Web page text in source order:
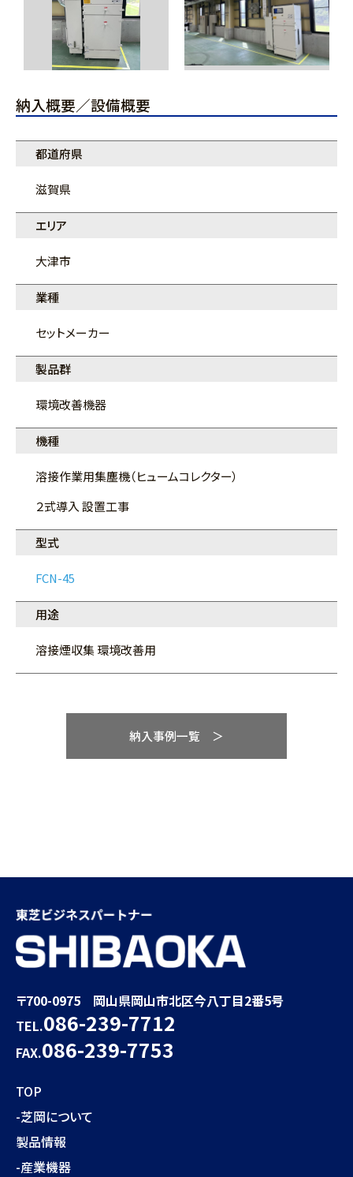
納入概要／設備概要
都道府県
滋賀県
エリア
大津市
業種
セットメーカー
製品群
環境改善機器
機種
溶接作業用集塵機（ヒュームコレクター）
２式導入 設置工事
型式
FCN-45
用途
溶接煙収集 環境改善用
納入事例一覧 ＞
〒700-0975 岡山県岡山市北区今八丁目2番5号
TEL.086-239-7712
FAX.086-239-7753
TOP
-芝岡について
製品情報
-産業機器